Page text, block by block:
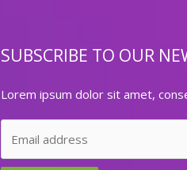
SUBSCRIBE TO OUR
Lorem ipsum dolor sit amet,